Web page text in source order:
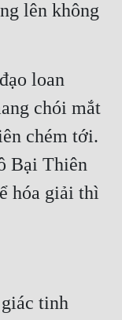
lên không
loan
chói mắt
chém tới.
Bại Thiên
hóa giải thì
tinh